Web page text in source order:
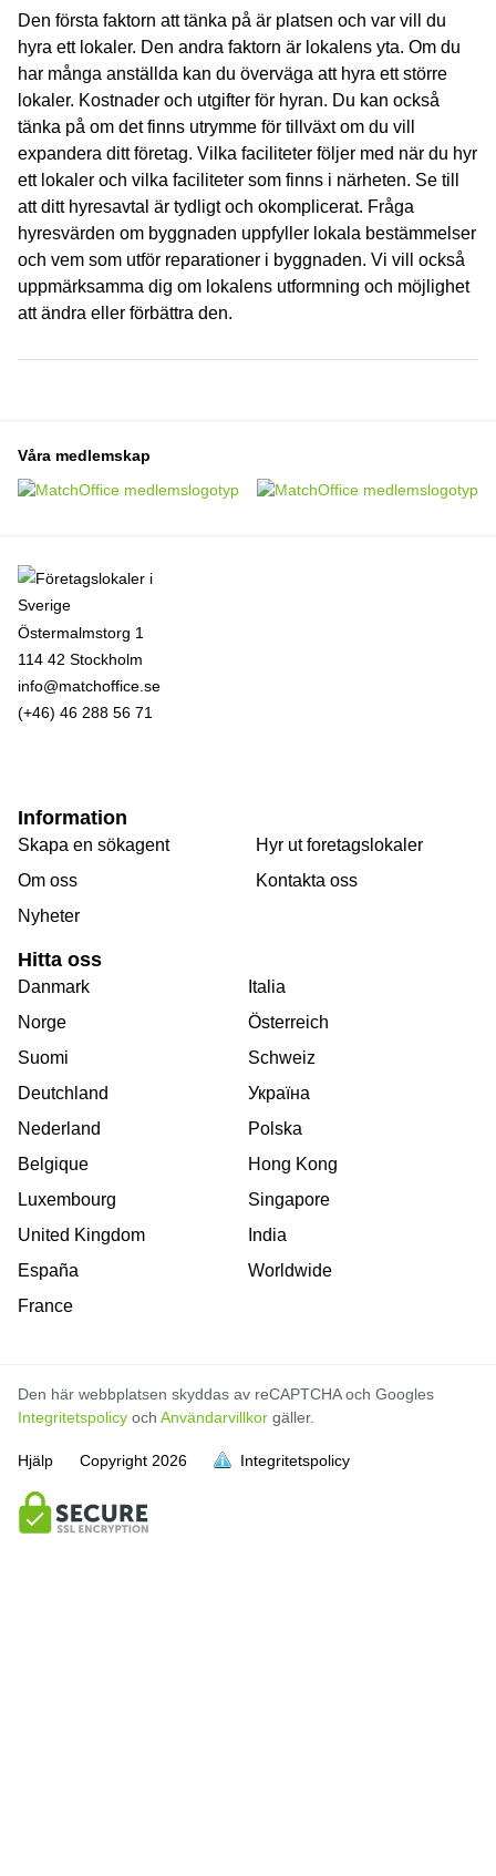
Den första faktorn att tänka på är platsen och var vill du
hyra ett lokaler. Den andra faktorn är lokalens yta. Om du
har många anställda kan du överväga att hyra ett större
lokaler. Kostnader och utgifter för hyran. Du kan också
tänka på om det finns utrymme för tillväxt om du vill
expandera ditt företag. Vilka faciliteter följer med när du hyr
ett lokaler och vilka faciliteter som finns i närheten. Se till
att ditt hyresavtal är tydligt och okomplicerat. Fråga
hyresvärden om byggnaden uppfyller lokala bestämmelser
och vem som utför reparationer i byggnaden. Vi vill också
uppmärksamma dig om lokalens utformning och möjlighet
att ändra eller förbättra den.
Våra medlemskap
Östermalmstorg 1
114 42 Stockholm
info@matchoffice.se
(+46) 46 288 56 71
Information
Skapa en sökagent
Om oss
Nyheter
Hyr ut foretagslokaler
Kontakta oss
Hitta oss
Danmark
Norge
Suomi
Deutchland
Nederland
Belgique
Luxembourg
United Kingdom
España
France
Italia
Österreich
Schweiz
Україна
Polska
Hong Kong
Singapore
India
Worldwide
Den här webbplatsen skyddas av reCAPTCHA och Googles
Integritetspolicy och Användarvillkor gäller.
Hjälp Copyright 2026 Integritetspolicy